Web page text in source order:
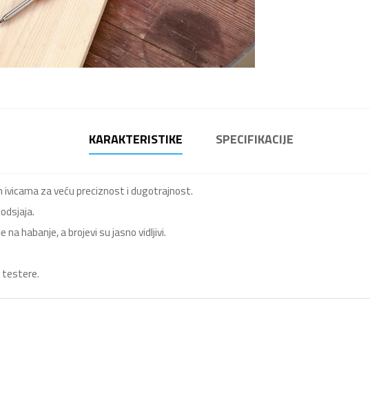
KARAKTERISTIKE SPECIFIKACIJE
ivicama za veću preciznost i dugotrajnost.
habanje, a brojevi su jasno vidljivi.
testere.